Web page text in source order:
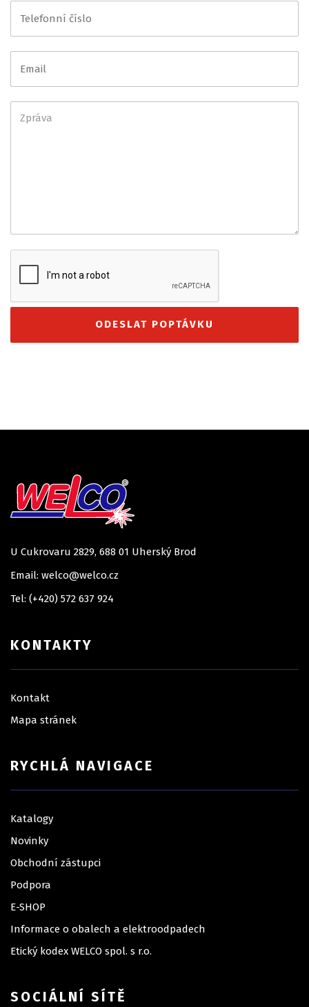
U Cukrovaru 2829, 688 01 Uherský Brod
Email: welco@welco.cz
Tel: (+420) 572 637 924
KONTAKTY
Kontakt
Mapa stránek
RYCHLÁ NAVIGACE
Katalogy
Novinky
Obchodní zástupci
Podpora
E-SHOP
Informace o obalech a elektroodpadech
Etický kodex WELCO spol. s r.o.
SOCIÁLNÍ SÍTĚ